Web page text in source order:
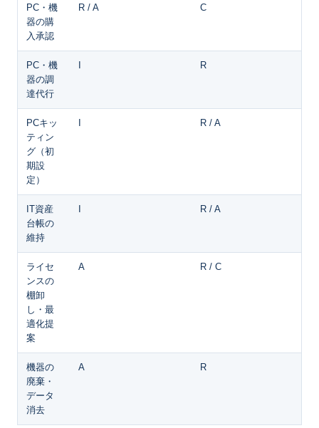
PC・機
器の購
入承認
R / A C
PC・機
器の調
達代行
R
PCキッ
ティン
グ（初
期設
定）
R / A
IT資産
台帳の
維持
R / A
ライセ
ンスの
棚卸
し・最
適化提
案
A R / C
機器の
廃棄・
データ
消去
A R